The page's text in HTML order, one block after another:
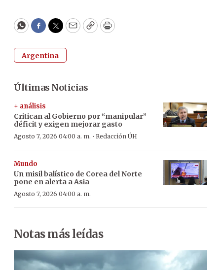
WhatsApp
Facebook
Twitter
EmailCopyPrint
Argentina
Últimas Noticias
+ análisis
Critican al Gobierno por “manipular”
déficit y exigen mejorar gasto
Agosto 7, 2026 04:00 a. m. · Redacción ÚH
Mundo
Un misil balístico de Corea del Norte
pone en alerta a Asia
Agosto 7, 2026 04:00 a. m.
Notas más leídas